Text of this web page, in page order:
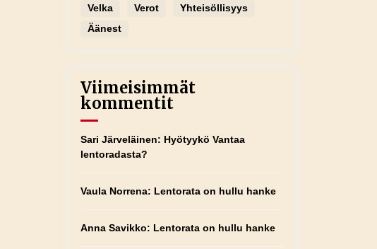
Velka
Verot
Yhteisöllisyys
Äänest
Viimeisimmät
kommentit
Sari Järveläinen: Hyötyykö Vantaa
lentoradasta?
Vaula Norrena: Lentorata on hullu hanke
Anna Savikko: Lentorata on hullu hanke